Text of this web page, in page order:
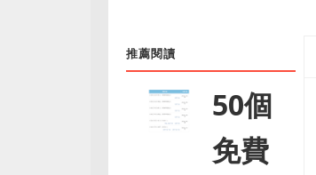
推薦閱讀
50個
免費